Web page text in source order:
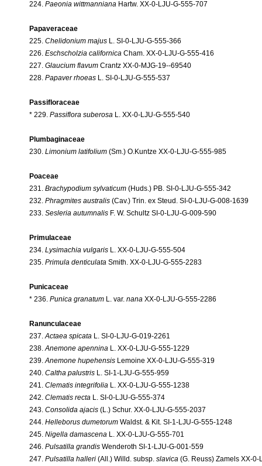
224. Paeonia wittmanniana Hartw. XX-0-LJU-G-555-707
Papaveraceae
225. Chelidonium majus L. SI-0-LJU-G-555-366
226. Eschscholzia californica Cham. XX-0-LJU-G-555-416
227. Glaucium flavum Crantz XX-0-MJG-19--69540
228. Papaver rhoeas L. SI-0-LJU-G-555-537
Passifloraceae
* 229. Passiflora suberosa L. XX-0-LJU-G-555-540
Plumbaginaceae
230. Limonium latifolium (Sm.) O.Kuntze XX-0-LJU-G-555-985
Poaceae
231. Brachypodium sylvaticum (Huds.) PB. SI-0-LJU-G-555-342
232. Phragmites australis (Cav.) Trin. ex Steud. SI-0-LJU-G-008-1639
233. Sesleria autumnalis F. W. Schultz SI-0-LJU-G-009-590
Primulaceae
234. Lysimachia vulgaris L. XX-0-LJU-G-555-504
235. Primula denticulata Smith. XX-0-LJU-G-555-2283
Punicaceae
* 236. Punica granatum L. var. nana XX-0-LJU-G-555-2286
Ranunculaceae
237. Actaea spicata L. SI-0-LJU-G-019-2261
238. Anemone apennina L. XX-0-LJU-G-555-1229
239. Anemone hupehensis Lemoine XX-0-LJU-G-555-319
240. Caltha palustris L. SI-1-LJU-G-555-959
241. Clematis integrifolia L. XX-0-LJU-G-555-1238
242. Clematis recta L. SI-0-LJU-G-555-374
243. Consolida ajacis (L.) Schur. XX-0-LJU-G-555-2037
244. Helleborus dumetorum Waldst. & Kit. SI-1-LJU-G-555-1248
245. Nigella damascena L. XX-0-LJU-G-555-701
246. Pulsatilla grandis Wenderoth SI-1-LJU-G-001-559
247. Pulsatilla halleri (All.) Willd. subsp. slavica (G. Reuss) Zamels XX-0-